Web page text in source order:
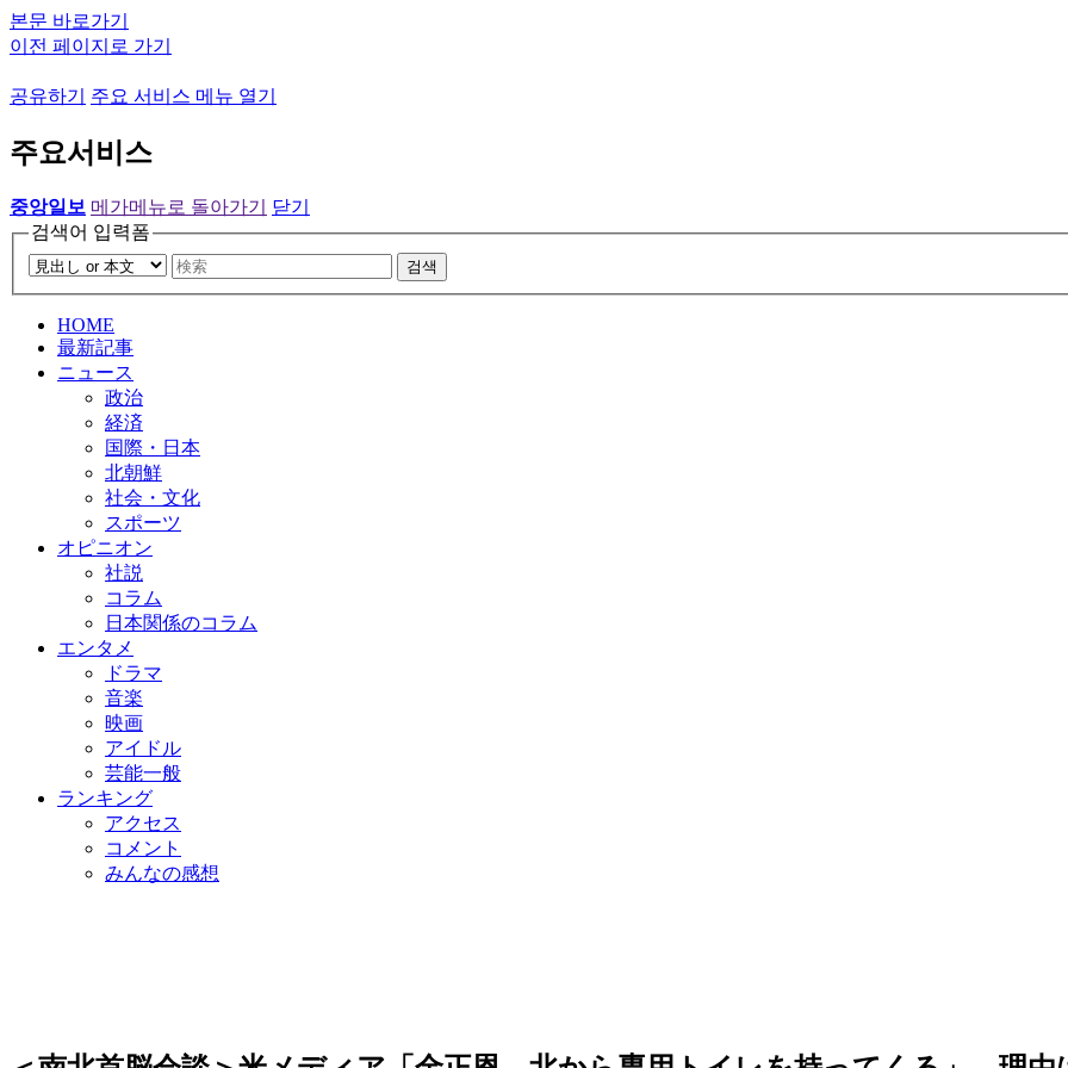
본문 바로가기
이전 페이지로 가기
공유하기 주요 서비스 메뉴 열기
주요서비스
중앙일보 메가메뉴로 돌아가기
닫기
검색어 입력폼
검색
HOME
最新記事
ニュース
政治
経済
国際・日本
北朝鮮
社会・文化
スポーツ
オピニオン
社説
コラム
日本関係のコラム
エンタメ
ドラマ
音楽
映画
アイドル
芸能一般
ランキング
アクセス
コメント
みんなの感想